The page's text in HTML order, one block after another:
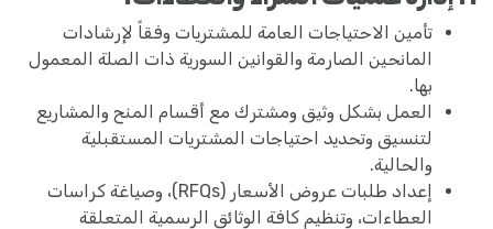
تأمين الاحتياجات العامة للمشتريات وفقاً لإرشادات
المانحين الصارمة والقوانين السورية ذات الصلة المعمول
بها.
العمل بشكل وثيق ومشترك مع أقسام المنح والمشاريع
لتنسيق وتحديد احتياجات المشتريات المستقبلية
والحالية.
إعداد طلبات عروض الأسعار (RFQs)، وصياغة كراسات
العطاءات، وتنظيم كافة الوثائق الرسمية المتعلقة